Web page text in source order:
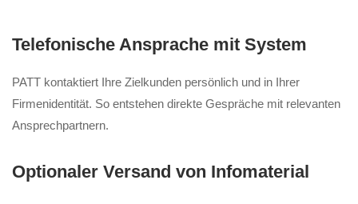
Telefonische Ansprache mit System
PATT kontaktiert Ihre Zielkunden persönlich und in Ihrer
Firmenidentität. So entstehen direkte Gespräche mit relevanten
Ansprechpartnern.
Optionaler Versand von Infomaterial